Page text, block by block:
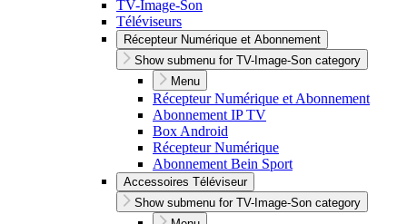
TV-Image-Son
Téléviseurs
Récepteur Numérique et Abonnement
Show submenu for TV-Image-Son category
Menu
Récepteur Numérique et Abonnement
Abonnement IP TV
Box Android
Récepteur Numérique
Abonnement Bein Sport
Accessoires Téléviseur
Show submenu for TV-Image-Son category